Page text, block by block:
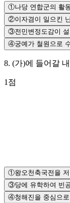
①나당 연합군의 활
②이자겸이 일으킨
③전민변정도감이
④궁예가 철원으로
8. (가)에 들어갈
1 점
①왕오천축국전을 저
③당에 유학하여 빈
④청해진을 중심으